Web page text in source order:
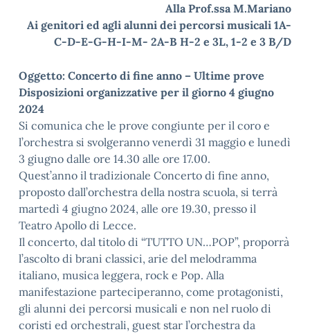
Alla Prof.ssa M.Mariano
Ai genitori ed agli alunni dei percorsi musicali 1A-
C-D-E-G-H-I-M- 2A-B H-2 e 3L, 1-2 e 3 B/D
Oggetto: Concerto di fine anno – Ultime prove
Disposizioni organizzative per il giorno 4 giugno
2024
Si comunica che le prove congiunte per il coro e
l’orchestra si svolgeranno venerdì 31 maggio e lunedì
3 giugno dalle ore 14.30 alle ore 17.00.
Quest’anno il tradizionale Concerto di fine anno,
proposto dall’orchestra della nostra scuola, si terrà
martedì 4 giugno 2024, alle ore 19.30, presso il
Teatro Apollo di Lecce.
Il concerto, dal titolo di “TUTTO UN…POP”, proporrà
l’ascolto di brani classici, arie del melodramma
italiano, musica leggera, rock e Pop. Alla
manifestazione parteciperanno, come protagonisti,
gli alunni dei percorsi musicali e non nel ruolo di
coristi ed orchestrali, guest star l’orchestra da